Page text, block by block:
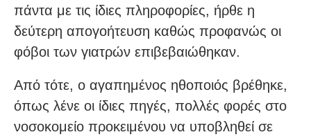
πάντα με τις ίδιες πληροφορίες, ήρθε η
δεύτερη απογοήτευση καθώς προφανώς οι
φόβοι των γιατρών επιβεβαιώθηκαν.
Από τότε, ο αγαπημένος ηθοποιός βρέθηκε,
όπως λένε οι ίδιες πηγές, πολλές φορές στο
νοσοκομείο προκειμένου να υποβληθεί σε